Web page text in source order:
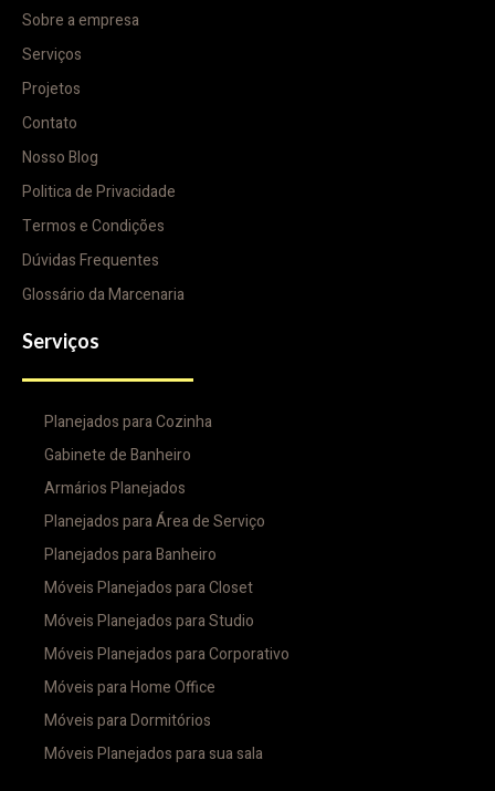
Sobre a empresa
Serviços
Projetos
Contato
Nosso Blog
Politica de Privacidade
Termos e Condições
Dúvidas Frequentes
Glossário da Marcenaria
Serviços
Planejados para Cozinha
Gabinete de Banheiro
Armários Planejados
Planejados para Área de Serviço
Planejados para Banheiro
Móveis Planejados para Closet
Móveis Planejados para Studio
Móveis Planejados para Corporativo
Móveis para Home Office
Móveis para Dormitórios
Móveis Planejados para sua sala